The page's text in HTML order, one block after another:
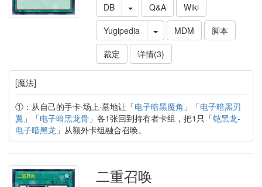
DB Q&A
Wiki
Yugipedia
MDM
脚本
裁定
详情(3)
[魔法]
①：从自己的手卡·场上·墓地让「电子暗黑魔角 」「电子暗黑刃
翼 」「电子暗黑龙骨」各1张回到持有者卡组，把1只「铠黑龙-
电子暗黑龙 」从额外卡组融合召唤。
二重召唤